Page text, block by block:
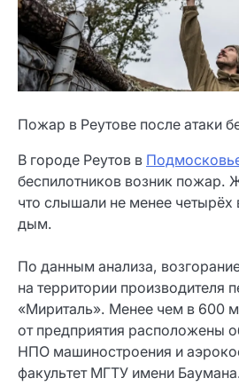
Пожар в Реутове после атаки
В городе Реутов в
беспилотников возник пожар.
что слышали не менее четырёх
дым.
По данным анализа,
на территории производителя
«Мириталь». Менее чем в 600
от предприятия расположены
НПО машиностроения и
факультет МГТУ имени